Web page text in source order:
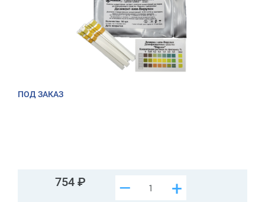
ПОД ЗАКАЗ
754 +
–